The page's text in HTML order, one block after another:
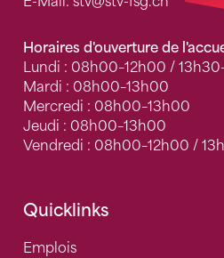
Horaires d'ouverture de
Lundi : 08h00–12h00 /
Mardi : 08h00–13h00
Mercredi : 08h00–13h00
Jeudi : 08h00–13h00
Vendredi : 08h00–12h00 /
Quicklinks
Emplois